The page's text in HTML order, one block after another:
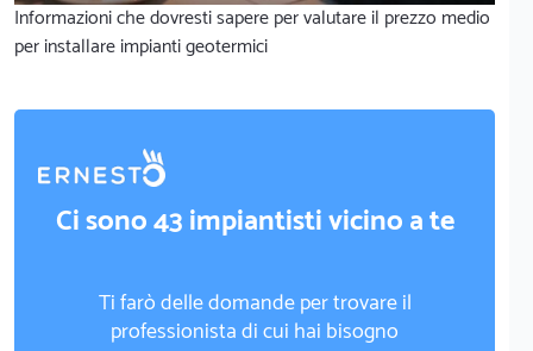
Informazioni che dovresti sapere per valutare il prezzo medio
per installare impianti geotermici
Ci sono 43 impiantisti vicino a te
Ti farò delle domande per trovare il
professionista di cui hai bisogno